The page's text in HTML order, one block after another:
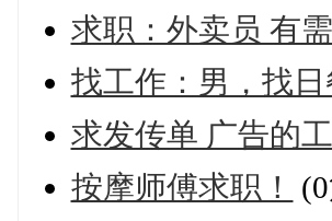
求职：外卖员 有
找工作：男，找
求发传单 广告的
按摩师傅求职！